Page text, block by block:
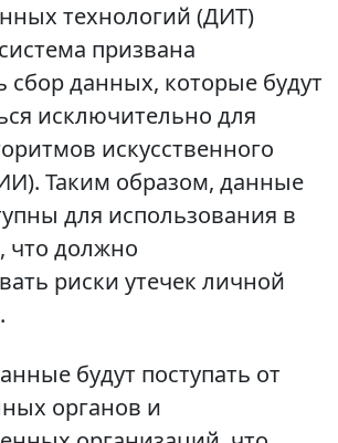
технологий (ДИТ)
призвана
сбор данных, которые будут
исключительно для
искусственного
Таким образом, данные
для использования в
что должно
риски утечек личной
будут поступать от
органов и